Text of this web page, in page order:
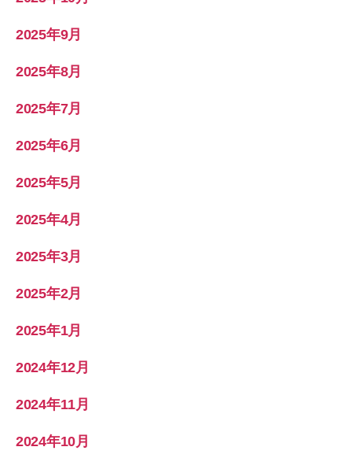
2025年9月
2025年8月
2025年7月
2025年6月
2025年5月
2025年4月
2025年3月
2025年2月
2025年1月
2024年12月
2024年11月
2024年10月